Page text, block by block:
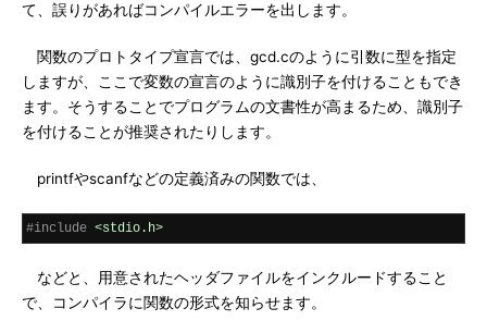
て、誤りがあればコンパイルエラーを出します。
関数のプロトタイプ宣言では、gcd.cのように引数に型を指定
しますが、ここで変数の宣言のように識別子を付けることもでき
ます。そうすることでプログラムの文書性が高まるため、識別子
を付けることが推奨されたりします。
printfやscanfなどの定義済みの関数では、
#include <stdio.h>
などと、用意されたヘッダファイルをインクルードすること
で、コンパイラに関数の形式を知らせます。